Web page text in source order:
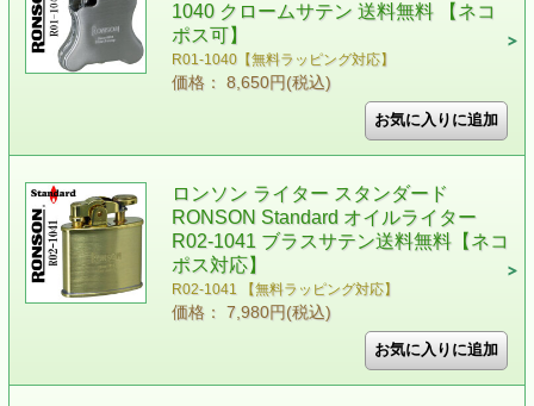
1040 クロームサテン 送料無料 【ネコ
ポス可】
R01-1040【無料ラッピング対応】
価格： 8,650円(税込)
ロンソン ライター スタンダード
RONSON Standard オイルライター
R02-1041 ブラスサテン送料無料【ネコ
ポス対応】
R02-1041 【無料ラッピング対応】
価格： 7,980円(税込)